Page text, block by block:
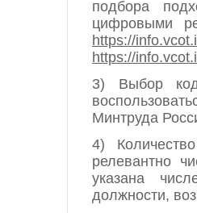
подбора
цифровыми
https://
https://
3) Выбор
Минтруда
4)
релевантно
указана
должности,